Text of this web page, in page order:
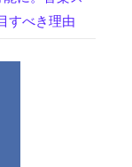
すべき理由